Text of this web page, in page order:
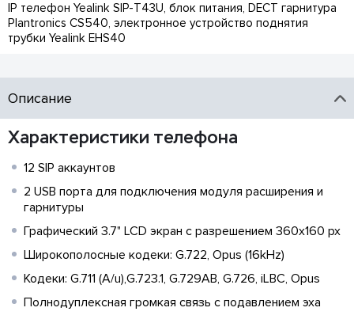
IP телефон Yealink SIP-T43U, блок питания, DECT гарнитура
Plantronics CS540, электронное устройство поднятия
трубки Yealink EHS40
Описание
Характеристики телефона
12 SIP аккаунтов
2 USB порта для подключения модуля расширения и
гарнитуры
Графический 3.7" LCD экран с разрешением 360х160 px
Широкополосные кодеки: G.722, Opus (16kHz)
Кодеки: G.711 (A/u),G.723.1, G.729AB, G.726, iLBC, Opus
Полнодуплексная громкая связь с подавлением эха